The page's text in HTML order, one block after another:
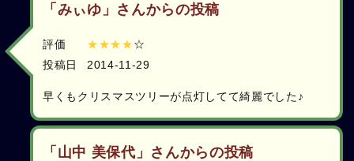
「みぃゆ」さんからの投稿
評価 ★★★★☆
投稿日
2014-11-29
早くもクリスマスツリーが点灯してて綺麗でした♪
「山中 美保代」さんからの投稿